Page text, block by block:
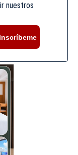
nuestros
Inscríbeme